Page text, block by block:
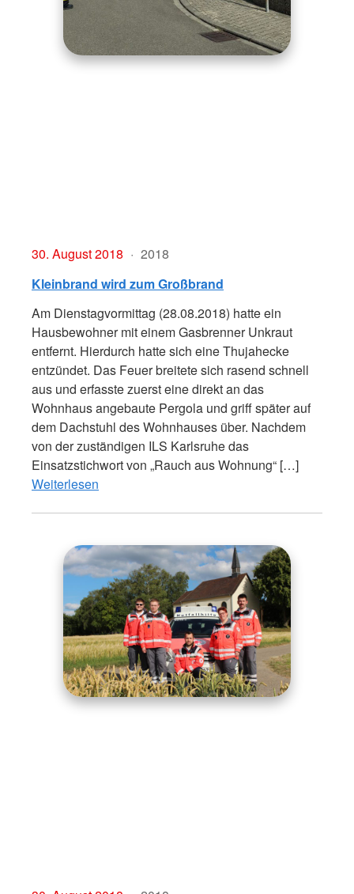
30. August 2018
2018
Kleinbrand wird zum Großbrand
Am Dienstagvormittag (28.08.2018) hatte ein
Hausbewohner mit einem Gasbrenner Unkraut
entfernt. Hierdurch hatte sich eine Thujahecke
entzündet. Das Feuer breitete sich rasend schnell
aus und erfasste zuerst eine direkt an das
Wohnhaus angebaute Pergola und griff später auf
dem Dachstuhl des Wohnhauses über. Nachdem
von der zuständigen ILS Karlsruhe das
Einsatzstichwort von „Rauch aus Wohnung“ […]
Weiterlesen